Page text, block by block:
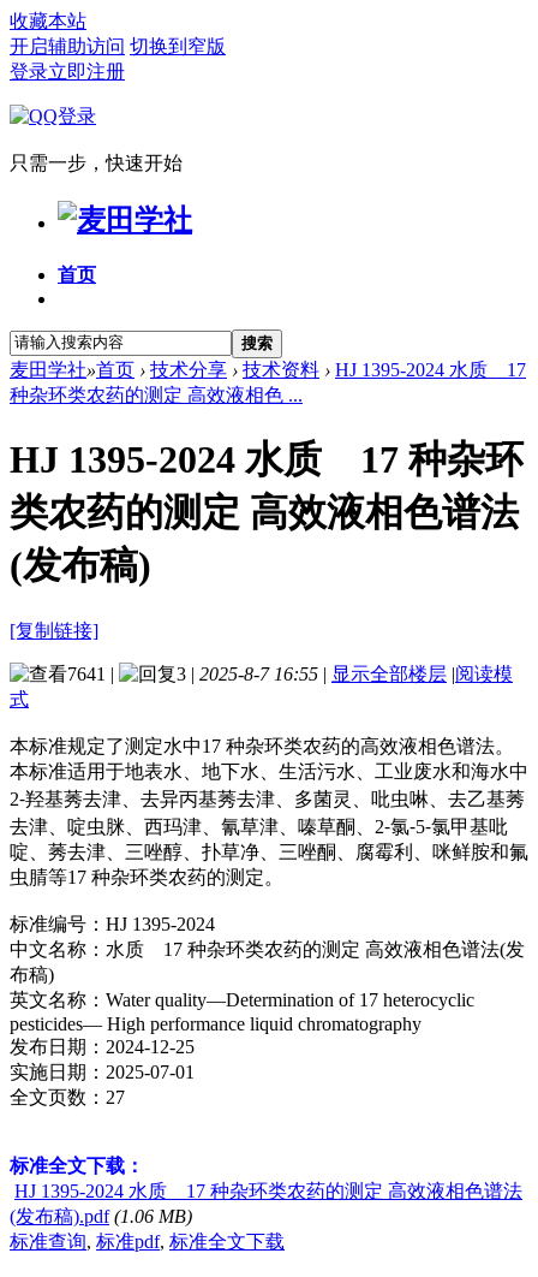
收藏本站
开启辅助访问 切换到窄版
登录立即注册
只需一步，快速开始
首页
搜索
麦田学社»首页 › 技术分享 › 技术资料 › HJ 1395-2024 水质 17
种杂环类农药的测定 高效液相色 ...
HJ 1395-2024 水质 17 种杂环
类农药的测定 高效液相色谱法
(发布稿)
[复制链接]
7641 | 3 | 2025-8-7 16:55 | 显示全部楼层 |阅读模
式
本标准规定了测定水中17 种杂环类农药的高效液相色谱法。
本标准适用于地表水、地下水、生活污水、工业废水和海水中
2⁃羟基莠去津、去异丙基莠去津、多菌灵、吡虫啉、去乙基莠
去津、啶虫脒、西玛津、氰草津、嗪草酮、2⁃氯⁃5⁃氯甲基吡
啶、莠去津、三唑醇、扑草净、三唑酮、腐霉利、咪鲜胺和氟
虫腈等17 种杂环类农药的测定。
标准编号：HJ 1395-2024
中文名称：水质 17 种杂环类农药的测定 高效液相色谱法(发
布稿)
英文名称：Water quality—Determination of 17 heterocyclic
pesticides— High performance liquid chromatography
发布日期：2024-12-25
实施日期：2025-07-01
全文页数：27
标准全文下载：
HJ 1395-2024 水质 17 种杂环类农药的测定 高效液相色谱法
(发布稿).pdf (1.06 MB)
标准查询, 标准pdf, 标准全文下载